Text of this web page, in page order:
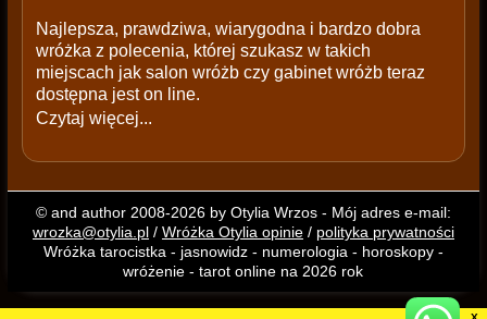
Najlepsza, prawdziwa, wiarygodna i bardzo dobra
wróżka z polecenia, której szukasz w takich
miejscach jak salon wróżb czy gabinet wróżb teraz
dostępna jest on line.
Czytaj więcej...
© and author 2008-2026 by Otylia Wrzos - Mój adres e-mail:
wrozka@otylia.pl/ Wróżka Otylia opinie/ polityka prywatności
Wróżka tarocistka - jasnowidz - numerologia - horoskopy -
wróżenie - tarot online na 2026 rok